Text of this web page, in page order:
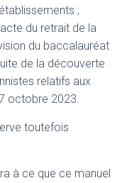
;
du retrait de la
du baccalauréat
de la découverte
relatifs aux
octobre 2023.
toutefois
à ce que ce manuel